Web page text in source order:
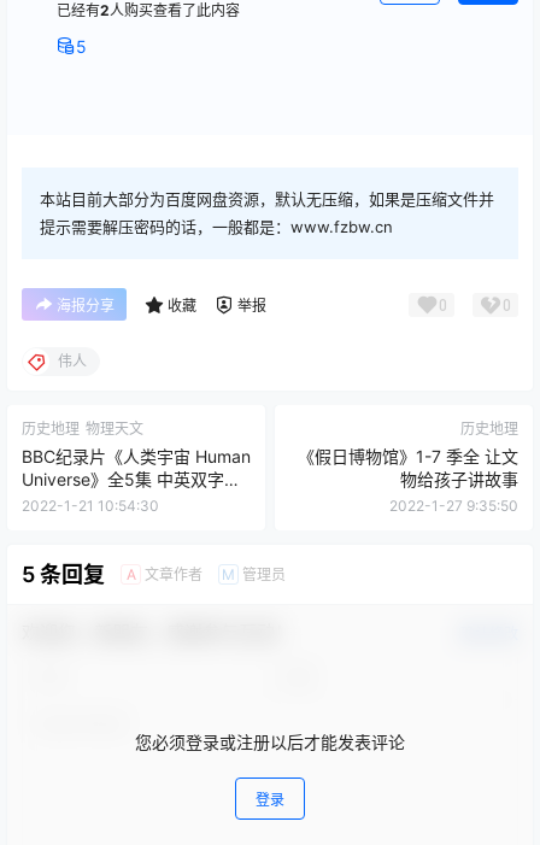
已经有2人购买查看了此内容
5
本站目前大部分为百度网盘资源，默认无压缩，如果是压缩文件并
提示需要解压密码的话，一般都是：www.fzbw.cn
海报分享 收藏 举报 0 0
伟人
历史地理 物理天文
BBC纪录片《人类宇宙 Human
Universe》全5集 中英双字
720P高清纪录片
2022-1-21 10:54:30
历史地理
《假日博物馆》1-7 季全 让文
物给孩子讲故事
2022-1-27 9:35:50
5 条回复 A 文章作者 M 管理员
您必须登录或注册以后才能发表评论
登录